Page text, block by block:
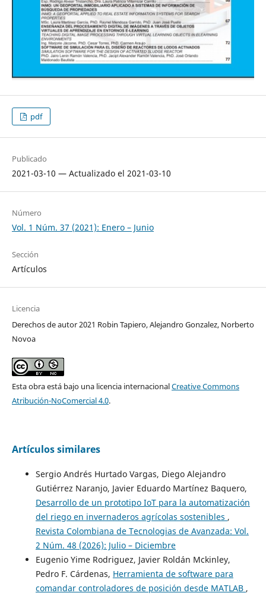
pdf
Publicado
2021-03-10 — Actualizado el 2021-03-10
Número
Vol. 1 Núm. 37 (2021): Enero – Junio
Sección
Artículos
Licencia
Derechos de autor 2021 Robin Tapiero, Alejandro Gonzalez, Norberto
Novoa
Esta obra está bajo una licencia internacionalCreative Commons
Atribución-NoComercial 4.0.
Artículos similares
Sergio Andrés Hurtado Vargas, Diego Alejandro
Gutiérrez Naranjo, Javier Eduardo Martínez Baquero,
Desarrollo de un prototipo IoT para la automatización
del riego en invernaderos agrícolas sostenibles ,
Revista Colombiana de Tecnologias de Avanzada: Vol.
2 Núm. 48 (2026): Julio – Diciembre
Eugenio Yime Rodriguez, Javier Roldán Mckinley,
Pedro F. Cárdenas, Herramienta de software para
comandar controladores de posición desde MATLAB ,